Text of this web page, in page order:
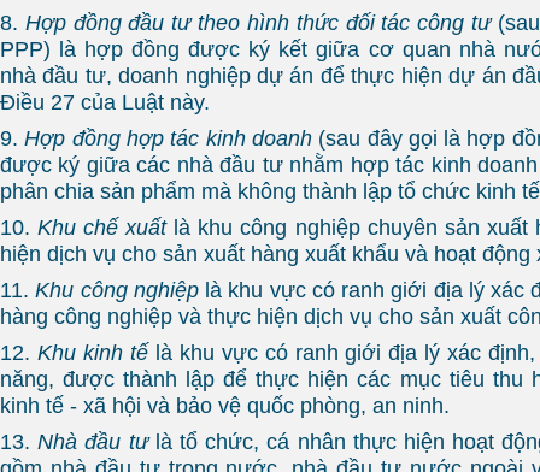
8. Hợp đồng đầu tư theo hình thức đối tác công tư
PPP) là hợp đồng được ký kết giữa cơ quan nhà
nhà đầu tư, doanh nghiệp dự án để thực hiện dự án
Điều 27 của Luật này.
9.Hợp đồng hợp tác kinh doanh(sau đây gọi là hợp
được ký giữa các nhà đầu tư nhằm hợp tác kinh
phân chia sản phẩm mà không thành lập tổ chức kinh
10.Khu chế xuấtlà khu công nghiệp chuyên sản xuất
hiện dịch vụ cho sản xuất hàng xuất khẩu và hoạt động
11.Khu công nghiệplà khu vực có ranh giới địa lý xác
hàng công nghiệp và thực hiện dịch vụ cho sản xuất
12. Khu kinh tếlà khu vực có ranh giới địa lý xác
năng, được thành lập để thực hiện các mục tiêu thu
kinh tế - xã hội và bảo vệ quốc phòng, an ninh.
13.Nhà đầu tưlà tổ chức, cá nhân thực hiện hoạt